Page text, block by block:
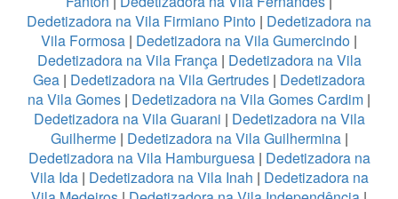
Dedetizadora na Vila Firmiano Pinto | Dedetizadora na
Vila Formosa | Dedetizadora na Vila Gumercindo |
Dedetizadora na Vila França| Dedetizadora na Vila
Gea | Dedetizadora na Vila Gertrudes | Dedetizadora
na Vila Gomes | Dedetizadora na Vila Gomes Cardim |
Dedetizadora na Vila Guarani | Dedetizadora na Vila
Guilherme| Dedetizadora na Vila Guilhermina|
Dedetizadora na Vila Hamburguesa| Dedetizadora na
Vila Ida| Dedetizadora na Vila Inah | Dedetizadora na